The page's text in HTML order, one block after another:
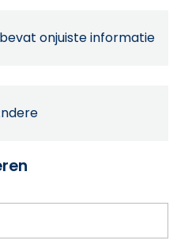
onjuiste informatie